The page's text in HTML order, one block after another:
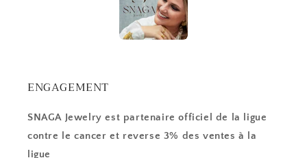
ENGAGEMENT
SNAGA Jewelry est partenaire officiel de la ligue
contre le cancer et reverse 3% des ventes à la
ligue